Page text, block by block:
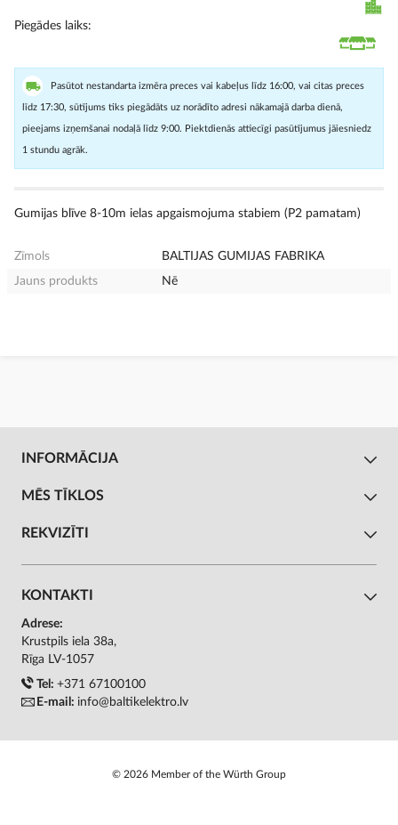
Piegādes laiks
Pasūtot nestandarta izmēra preces vai kabeļus līdz 16:00, vai citas preces
līdz 17:30, sūtījums tiks piegādāts uz norādīto adresi nākamajā darba dienā,
pieejams izņemšanai nodaļā līdz 9:00. Piektdienās attiecīgi pasūtījumus jāiesniedz
1 stundu agrāk.
Gumijas blīve 8-10m ielas apgaismojuma stabiem (P2 pamatam)
Zīmols
BALTIJAS GUMIJAS FABRIKA
Jauns produkts
Nē
INFORMĀCIJA
MĒS TĪKLOS
REKVIZĪTI
KONTAKTI
Adrese:
Krustpils iela 38a,
Rīga LV-1057
Tel: +371 67100100
E-mail: info@baltikelektro.lv
© 2026 Member of the Würth Group